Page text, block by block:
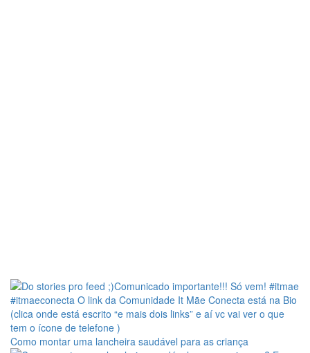
Como montar uma lancheira saudável para as criança